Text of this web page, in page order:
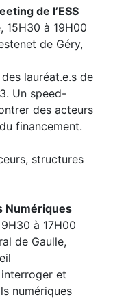
de l’ESS
15H30 à 19H00
de Géry,
lauréat.e.s de
Un speed-
des acteurs
financement.
structures
Numériques
à 17H00
de Gaulle,
et
numériques